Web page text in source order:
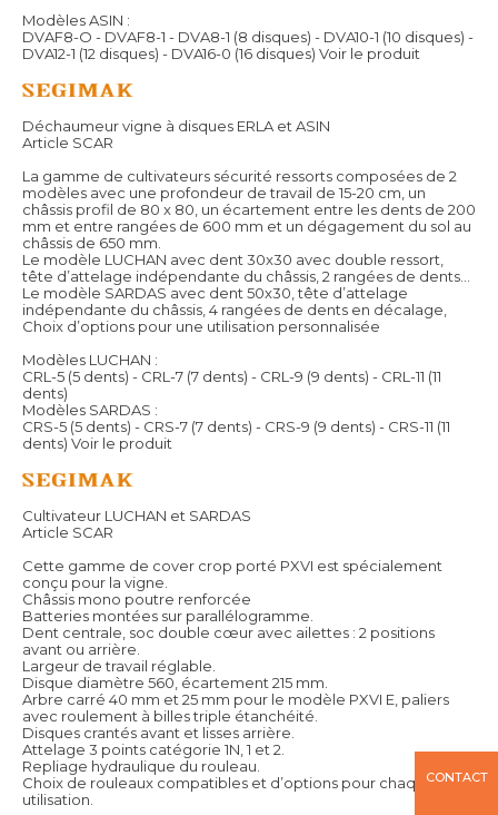
Modèles ASIN :
DVAF8-O - DVAF8-1 - DVA8-1 (8 disques) - DVA10-1 (10 disques) -
DVA12-1 (12 disques) - DVA16-0 (16 disques) Voir le produit
Déchaumeur vigne à disques ERLA et ASIN
Article SCAR
La gamme de cultivateurs sécurité ressorts composées de 2
modèles avec une profondeur de travail de 15-20 cm, un
châssis profil de 80 x 80, un écartement entre les dents de 200
mm et entre rangées de 600 mm et un dégagement du sol au
châssis de 650 mm.
Le modèle LUCHAN avec dent 30x30 avec double ressort,
tête d’attelage indépendante du châssis, 2 rangées de dents…
Le modèle SARDAS avec dent 50x30, tête d’attelage
indépendante du châssis, 4 rangées de dents en décalage,
Choix d’options pour une utilisation personnalisée
Modèles LUCHAN :
CRL-5 (5 dents) - CRL-7 (7 dents) - CRL-9 (9 dents) - CRL-11 (11
dents)
Modèles SARDAS :
CRS-5 (5 dents) - CRS-7 (7 dents) - CRS-9 (9 dents) - CRS-11 (11
dents) Voir le produit
Cultivateur LUCHAN et SARDAS
Article SCAR
Cette gamme de cover crop porté PXVI est spécialement
conçu pour la vigne.
Châssis mono poutre renforcée
Batteries montées sur parallélogramme.
Dent centrale, soc double cœur avec ailettes : 2 positions
avant ou arrière.
Largeur de travail réglable.
Disque diamètre 560, écartement 215 mm.
Arbre carré 40 mm et 25 mm pour le modèle PXVI E, paliers
avec roulement à billes triple étanchéité.
Disques crantés avant et lisses arrière.
Attelage 3 points catégorie 1N, 1 et 2.
Repliage hydraulique du rouleau.
Choix de rouleaux compatibles et d’options pour chaque
utilisation.
CONTACT